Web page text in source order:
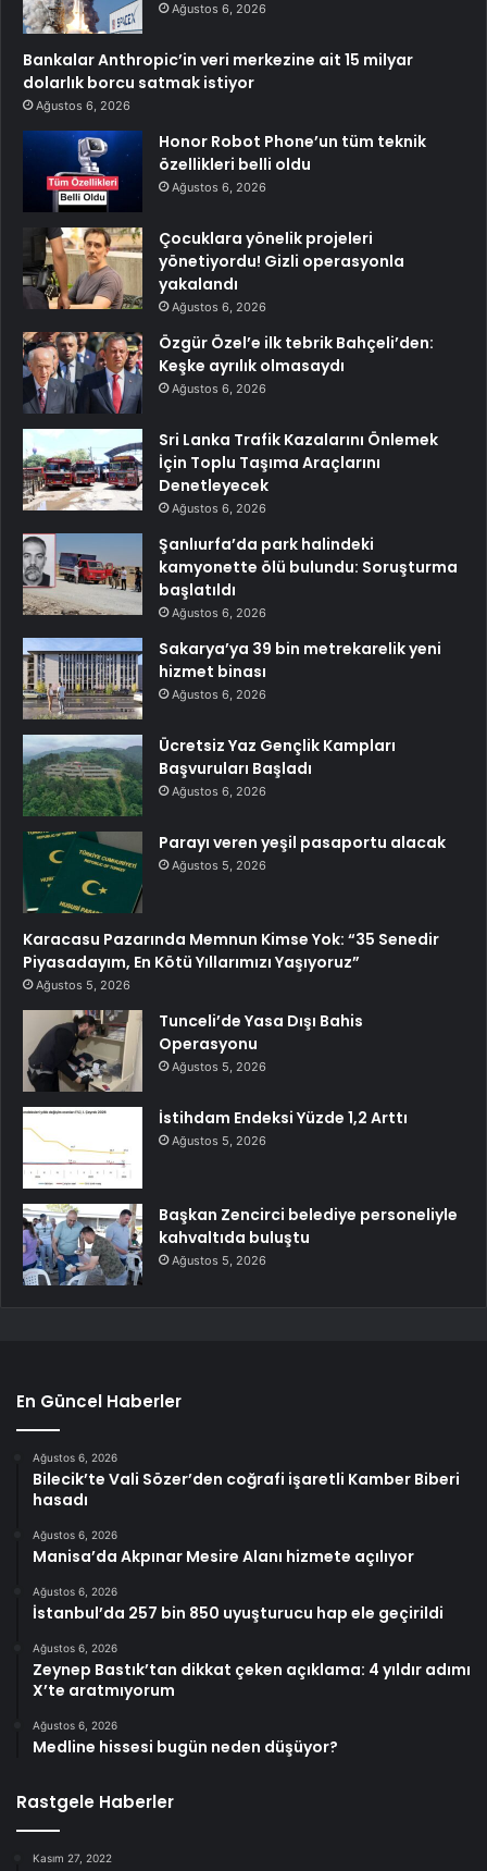
Ağustos 6, 2026
Bankalar Anthropic’in veri merkezine ait 15 milyar
dolarlık borcu satmak istiyor
Ağustos 6, 2026
Honor Robot Phone’un tüm teknik
özellikleri belli oldu
Ağustos 6, 2026
Çocuklara yönelik projeleri
yönetiyordu! Gizli operasyonla
yakalandı
Ağustos 6, 2026
Özgür Özel’e ilk tebrik Bahçeli’den:
Keşke ayrılık olmasaydı
Ağustos 6, 2026
Sri Lanka Trafik Kazalarını Önlemek
İçin Toplu Taşıma Araçlarını
Denetleyecek
Ağustos 6, 2026
Şanlıurfa’da park halindeki
kamyonette ölü bulundu: Soruşturma
başlatıldı
Ağustos 6, 2026
Sakarya’ya 39 bin metrekarelik yeni
hizmet binası
Ağustos 6, 2026
Ücretsiz Yaz Gençlik Kampları
Başvuruları Başladı
Ağustos 6, 2026
Parayı veren yeşil pasaportu alacak
Ağustos 5, 2026
Karacasu Pazarında Memnun Kimse Yok: “35 Senedir
Piyasadayım, En Kötü Yıllarımızı Yaşıyoruz”
Ağustos 5, 2026
Tunceli’de Yasa Dışı Bahis
Operasyonu
Ağustos 5, 2026
İstihdam Endeksi Yüzde 1,2 Arttı
Ağustos 5, 2026
Başkan Zencirci belediye personeliyle
kahvaltıda buluştu
Ağustos 5, 2026
En Güncel Haberler
Ağustos 6, 2026
Bilecik’te Vali Sözer’den coğrafi işaretli Kamber Biberi
hasadı
Ağustos 6, 2026
Manisa’da Akpınar Mesire Alanı hizmete açılıyor
Ağustos 6, 2026
İstanbul’da 257 bin 850 uyuşturucu hap ele geçirildi
Ağustos 6, 2026
Zeynep Bastık’tan dikkat çeken açıklama: 4 yıldır adımı
X’te aratmıyorum
Ağustos 6, 2026
Medline hissesi bugün neden düşüyor?
Rastgele Haberler
Kasım 27, 2022